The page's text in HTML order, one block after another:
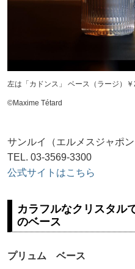
左は「カドンス」 ベース（ラージ）
©Maxime Tétard
サンルイ（エルメスジャポン
TEL. 03-3569-3300
公式サイトはこちら
カラフルなクリスタル
のベース
プリュム ベース